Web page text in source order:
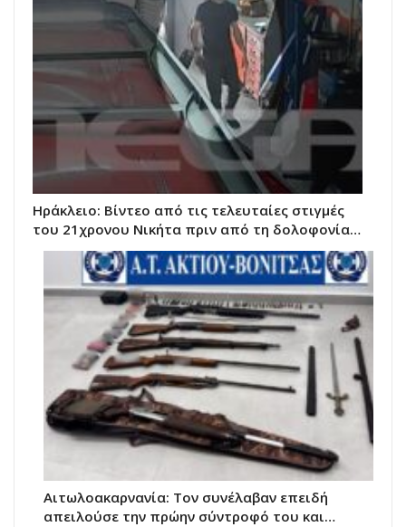
Ηράκλειο: Βίντεο από τις τελευταίες στιγμές
του 21χρονου Νικήτα πριν από τη δολοφονία…
Αιτωλοακαρνανία: Τον συνέλαβαν επειδή
απειλούσε την πρώην σύντροφό του και…